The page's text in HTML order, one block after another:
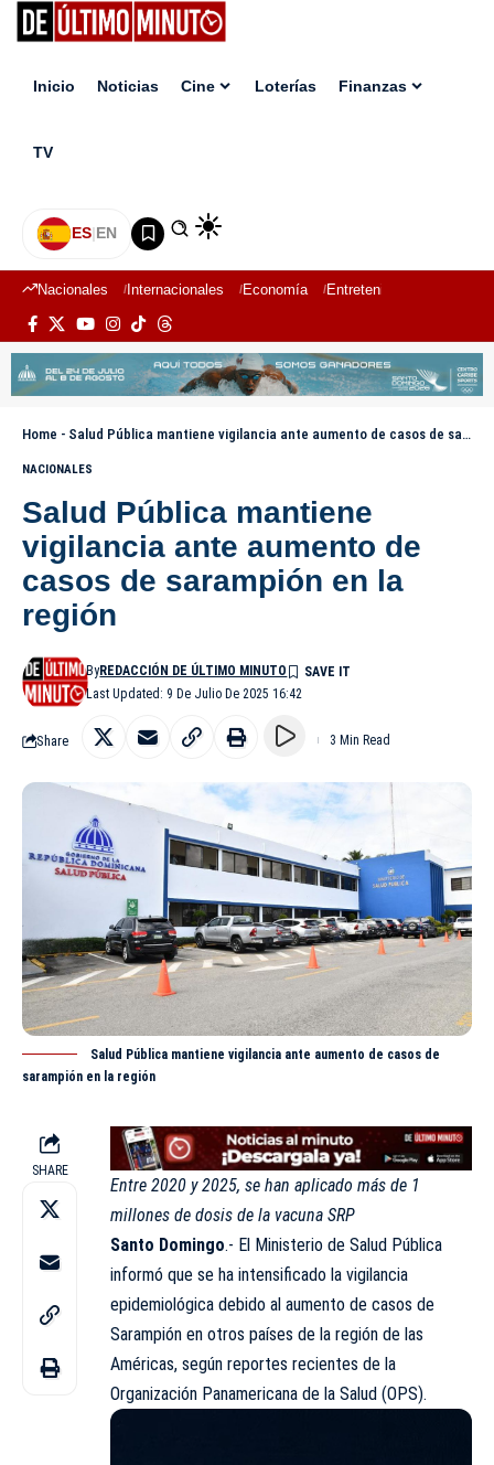
Inicio Noticias Cine Loterías Finanzas
TV
ES|EN
Nacionales Internacionales Economía Entretenimiento
Home - Salud Pública mantiene vigilancia ante aumento de casos de sarampión en la región
NACIONALES
Salud Pública mantiene
vigilancia ante aumento de
casos de sarampión en la
región
Last Updated: 9 De Julio De 2025 16:42
ByREDACCIÓN DE ÚLTIMO MINUTO
Share 3 Min Read
Salud Pública mantiene vigilancia ante aumento de casos de
sarampión en la región
SHARE
Entre 2020 y 2025, se han aplicado más de 1
millones de dosis de la vacuna SRP
Santo Domingo.- El Ministerio de Salud Pública
informó que se ha intensificado la vigilancia
epidemiológica debido al aumento de casos de
Sarampión en otros países de la región de las
Américas, según reportes recientes de la
Organización Panamericana de la Salud (OPS).